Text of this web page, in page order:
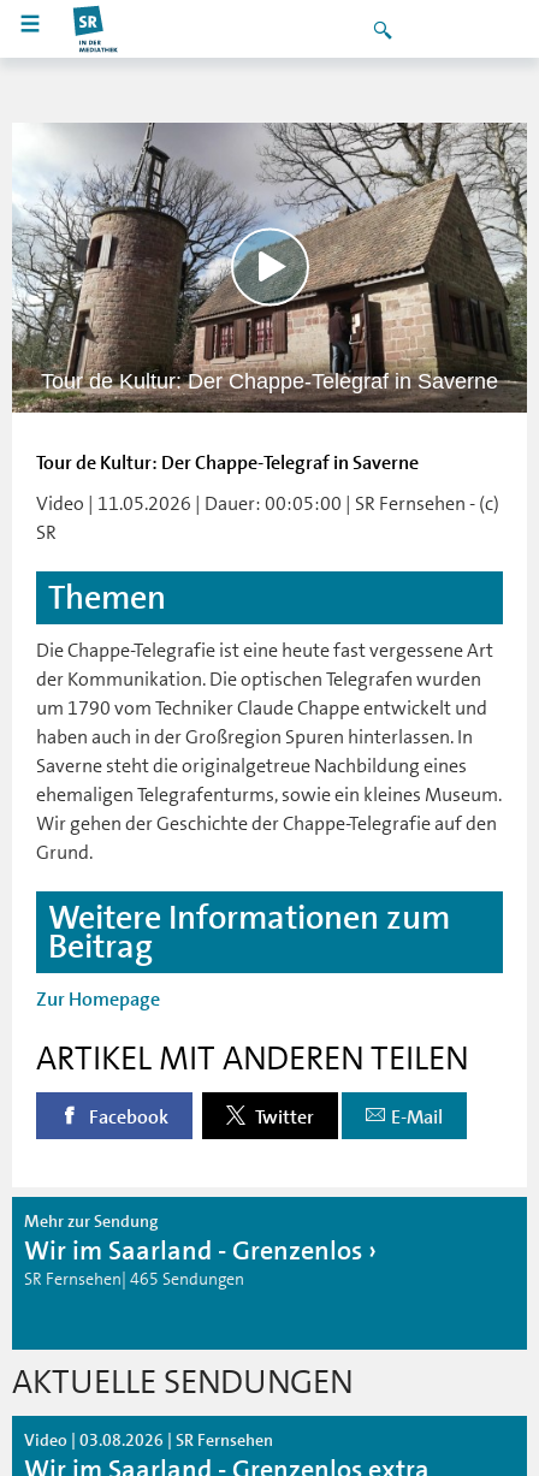
Tour de Kultur: Der Chappe-Telegraf in Saverne
Tour de Kultur: Der Chappe-Telegraf in Saverne
Video | 11.05.2026 | Dauer: 00:05:00 | SR Fernsehen - (c)
SR
Themen
Die Chappe-Telegrafie ist eine heute fast vergessene Art
der Kommunikation. Die optischen Telegrafen wurden
um 1790 vom Techniker Claude Chappe entwickelt und
haben auch in der Großregion Spuren hinterlassen. In
Saverne steht die originalgetreue Nachbildung eines
ehemaligen Telegrafenturms, sowie ein kleines Museum.
Wir gehen der Geschichte der Chappe-Telegrafie auf den
Grund.
Weitere Informationen zum
Beitrag
Zur Homepage
ARTIKEL MIT ANDEREN TEILEN
Facebook Twitter E-Mail
Mehr zur Sendung
Wir im Saarland - Grenzenlos
SR Fernsehen| 465 Sendungen
AKTUELLE SENDUNGEN
Video | 03.08.2026 | SR Fernsehen